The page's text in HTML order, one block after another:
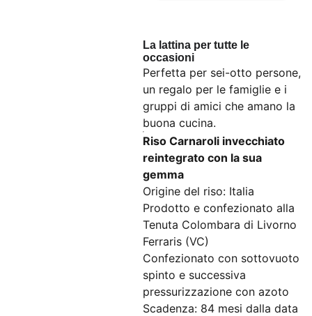
La lattina per tutte le
occasioni
Perfetta per sei-otto persone,
un regalo per le famiglie e i
gruppi di amici che amano la
buona cucina.
Riso Carnaroli invecchiato
reintegrato con la sua
gemma
Origine del riso: Italia
Prodotto e confezionato alla
Tenuta Colombara di Livorno
Ferraris (VC)
Confezionato con sottovuoto
spinto e successiva
pressurizzazione con azoto
Scadenza: 84 mesi dalla data